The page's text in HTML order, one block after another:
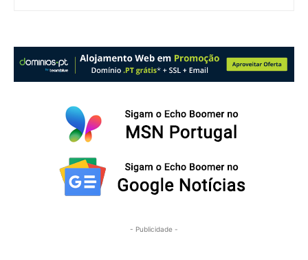
- Publicidade -